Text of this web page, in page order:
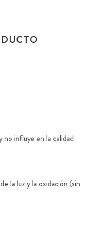
no influye en la calidad
la luz y la oxidación (sin